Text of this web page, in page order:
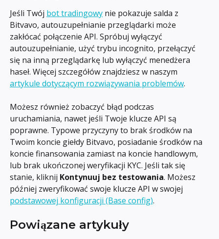
Jeśli Twój bot tradingowy nie pokazuje salda z
Bitvavo, autouzupełnianie przeglądarki może
zakłócać połączenie API. Spróbuj wyłączyć
autouzupełnianie, użyć trybu incognito, przełączyć
się na inną przeglądarkę lub wyłączyć menedżera
haseł. Więcej szczegółów znajdziesz w naszym
artykule dotyczącym rozwiązywania problemów.
Możesz również zobaczyć błąd podczas
uruchamiania, nawet jeśli Twoje klucze API są
poprawne. Typowe przyczyny to brak środków na
Twoim koncie giełdy Bitvavo, posiadanie środków na
koncie finansowania zamiast na koncie handlowym,
lub brak ukończonej weryfikacji KYC. Jeśli tak się
stanie, kliknij Kontynuuj bez testowania. Możesz
później zweryfikować swoje klucze API w swojej
podstawowej konfiguracji (Base config).
Powiązane artykuły